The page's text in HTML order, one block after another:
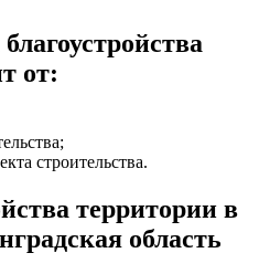
от:
строительства.
территории в
область